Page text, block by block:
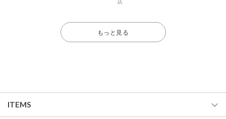
店
もっと見る
ITEMS